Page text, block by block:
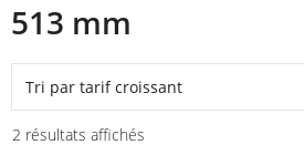
513 mm
2 résultats affichés